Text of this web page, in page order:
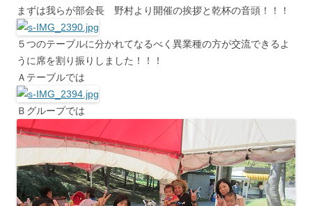
まずは我らが部会長 野村より開催の挨拶と乾杯の音頭！！！
５つのテーブルに分かれてなるべく異業種の方が交流できるよ
うに席を割り振りしました！！！
Ａテーブルでは
Ｂグループでは